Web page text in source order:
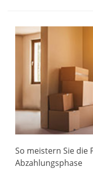
So meistern Sie die
Abzahlungsphase